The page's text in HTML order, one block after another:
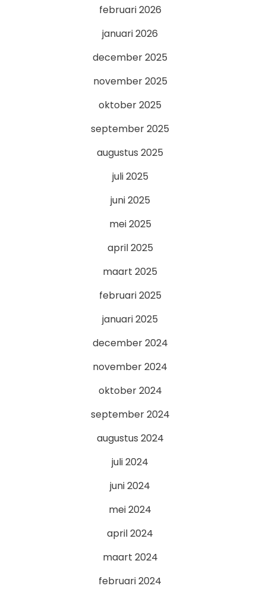
februari 2026
januari 2026
december 2025
november 2025
oktober 2025
september 2025
augustus 2025
juli 2025
juni 2025
mei 2025
april 2025
maart 2025
februari 2025
januari 2025
december 2024
november 2024
oktober 2024
september 2024
augustus 2024
juli 2024
juni 2024
mei 2024
april 2024
maart 2024
februari 2024